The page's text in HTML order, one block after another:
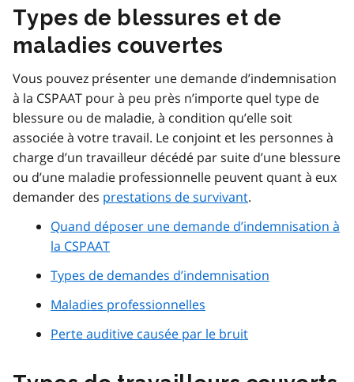
Types de blessures et de
maladies couvertes
Vous pouvez présenter une demande d’indemnisation
à la CSPAAT pour à peu près n’importe quel type de
blessure ou de maladie, à condition qu’elle soit
associée à votre travail. Le conjoint et les personnes à
charge d’un travailleur décédé par suite d’une blessure
ou d’une maladie professionnelle peuvent quant à eux
demander des prestations de survivant.
Quand déposer une demande d’indemnisation à
la CSPAAT
Types de demandes d’indemnisation
Maladies professionnelles
Perte auditive causée par le bruit